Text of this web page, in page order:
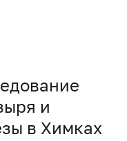
и
в Химках